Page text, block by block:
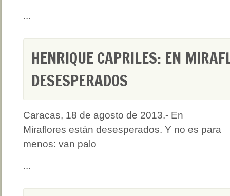
...
HENRIQUE CAPRILES: EN
DESESPERADOS
Caracas, 18 de agosto de 2013.- En
Miraflores están desesperados. Y no es para
menos: van palo
...